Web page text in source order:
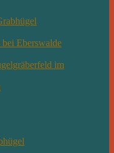
Eberswalde
im